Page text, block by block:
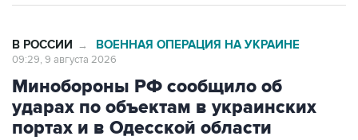
В РОССИИ → ВОЕННАЯ ОПЕРАЦИЯ НА УКРАИНЕ
09:29, 9 августа 2026
Минобороны РФ сообщило об
ударах по объектам в украинских
портах и в Одесской области